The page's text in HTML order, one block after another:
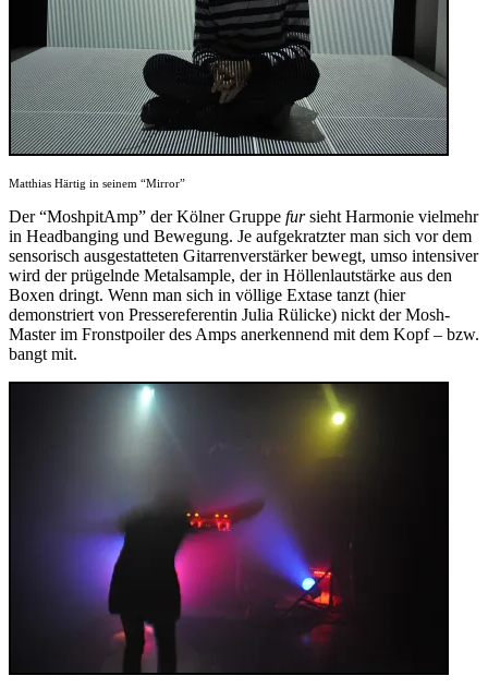
Matthias Härtig in seinem “Mirror”
Der “MoshpitAmp” der Kölner Gruppe fursieht Harmonie vielmehr
in Headbanging und Bewegung. Je aufgekratzter man sich vor dem
sensorisch ausgestatteten Gitarrenverstärker bewegt, umso intensiver
wird der prügelnde Metalsample, der in Höllenlautstärke aus den
Boxen dringt. Wenn man sich in völlige Extase tanzt (hier
demonstriert von Pressereferentin Julia Rülicke) nickt der Mosh-
Master im Fronstpoiler des Amps anerkennend mit dem Kopf – bzw.
bangt mit.